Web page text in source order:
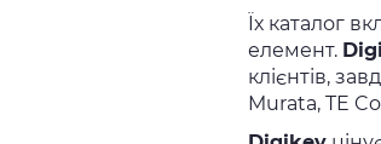
Їх каталог
елемент.
клієнтів,
Murata, TE